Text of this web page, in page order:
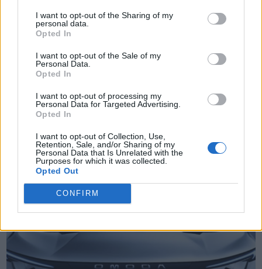
I want to opt-out of the Sharing of my
personal data.
Opted In
I want to opt-out of the Sale of my
Personal Data.
Opted In
I want to opt-out of processing my
Personal Data for Targeted Advertising.
Opted In
I want to opt-out of Collection, Use,
Retention, Sale, and/or Sharing of my
Personal Data that Is Unrelated with the
Purposes for which it was collected.
Opted Out
CONFIRM
TheCars.gr|12/02/2026 13:00
Το νέο BYD ATTO 3 EVO είναι
διαθέσιμο με τετρακίνηση και
αυτονομία έως 510 χλμ